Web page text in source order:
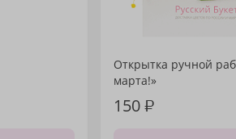
Открытка ручной
марта!»
150₽